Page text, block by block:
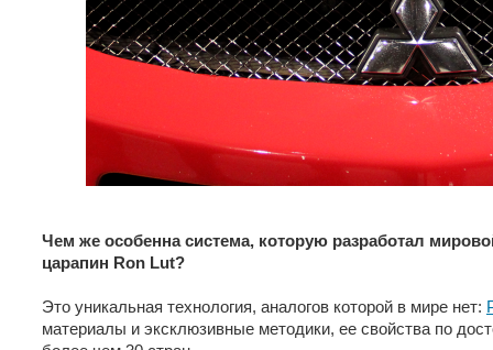
Чем же особенна система, которую разработал
царапин Ron Lut?
Это уникальная технология, аналогов которой в мире нет:
материалы и эксклюзивные методики, ее свойства по